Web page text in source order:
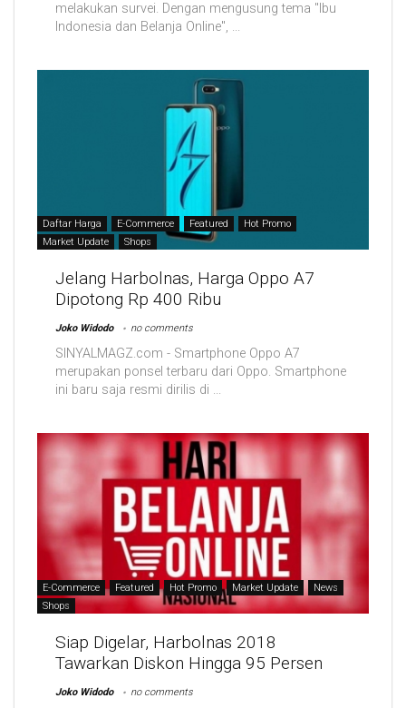
melakukan survei. Dengan mengusung tema "Ibu
Indonesia dan Belanja Online", ...
Daftar Harga E-Commerce Featured
Hot Promo
Market Update
Shops
Jelang Harbolnas, Harga Oppo A7
Dipotong Rp 400 Ribu
Joko Widodo no comments
SINYALMAGZ.com - Smartphone Oppo A7
merupakan ponsel terbaru dari Oppo. Smartphone
ini baru saja resmi dirilis di ...
E-Commerce Featured Hot Promo Market Update
News
Shops
Siap Digelar, Harbolnas 2018
Tawarkan Diskon Hingga 95 Persen
Joko Widodo no comments